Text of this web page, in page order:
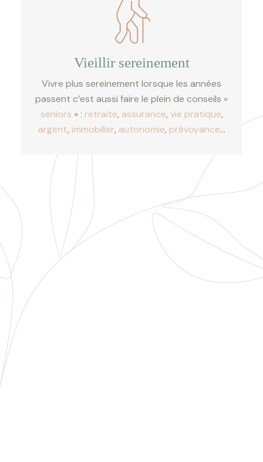
Vieillir sereinement
Vivre plus sereinement lorsque les années
passent c’est aussi faire le plein de conseils «
seniors » : retraite, assurance, vie pratique,
argent, immobilier, autonomie, prévoyance…